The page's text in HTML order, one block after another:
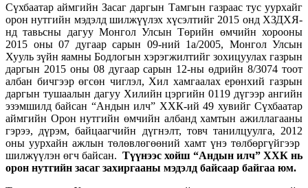
Сүхбаатар аймгийн Засаг даргын Тамгын газраас тус уурхайг
орон нутгийн мэдэлд шилжүүлэх хүсэлтийг 2015 онд ХЗДХЯ-
нд тавьсны дагуу Монгол Улсын Төрийн өмчийн хорооны
2015 оны 07 дугаар сарын 09-ний 1а/2005, Монгол Улсын
Хууль зүйн яамны Бодлогын хэрэгжилтийг зохицуулах газрын
даргын 2015 оны 08 дугаар сарын 12-ны өдрийн 8/3074 тоот
албан бичгээр өгсөн чиглэл, Хил хамгаалах ерөнхий газрын
даргын тушаалын дагуу Хилийн цэргийн 0119 дүгээр ангийн
эзэмшилд байсан “Андын илч” ХХК-ий 49 хувийг Сүхбаатар
аймгийн Орон нутгийн өмчийн албанд хамтын ажиллагааны
гэрээ, дүрэм, байцаагчийн дүгнэлт, товч танилцуулга, 2012
оны уурхайн ажлын төлөвлөгөөний хамт үнэ төлбөргүйгээр
шилжүүлэн өгч байсан. Түүнээс хойш “Андын илч” ХХК нь
орон нутгийн засаг захиргааны мэдэлд байсаар байгаа юм.